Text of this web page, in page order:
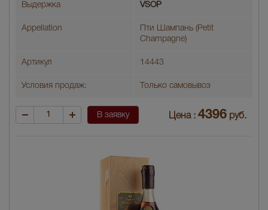
Выдержка VSOP
Appellation
Пти Шампань (Petit
Champagne)
Артикул 14443
Условия продаж: Только самовывоз
В заявку Цена : 4396 руб.